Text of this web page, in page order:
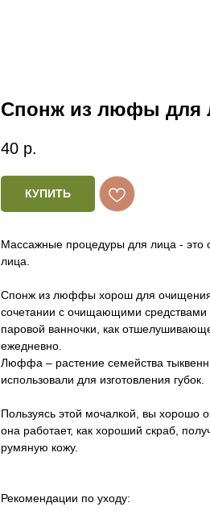
Спонж из люфы для
40 р.
КУПИТЬ
Массажные процедуры для лица - это
лица.
Спонж из люффы хорош для очищения
сочетании с очищающими
паровой ванночки, как
ежедневно.
Люффа – растение семейства
использовали для изготовления губок.
Пользуясь этой мочалкой, вы хорошо
она работает, как хороший скраб,
румяную кожу.
Рекомендации по уходу: